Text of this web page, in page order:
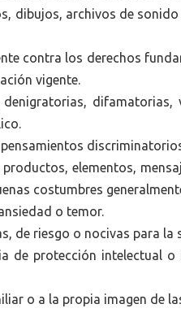
dibujos, archivos de
contra los derechos
vigente.
elementos,
costumbres
o temor.
de riesgo o nocivas para la
de protección intelectual
o a la propia imagen de